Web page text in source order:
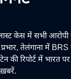
केस में सभी आरोपी
तेलंगाना में
की रिपोर्ट में